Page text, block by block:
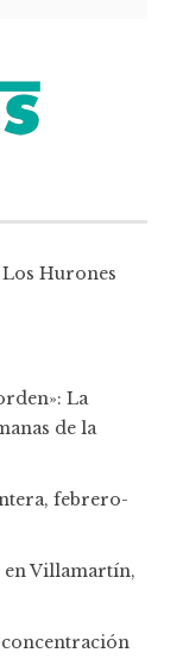
Hurones
La
de la
febrero-
Villamartín,
concentración